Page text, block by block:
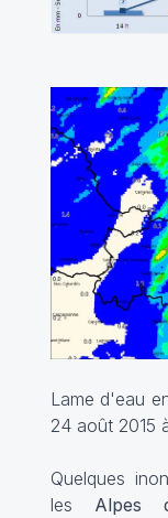
Lame d'eau
24 août 2015
Quelques
les Alpes